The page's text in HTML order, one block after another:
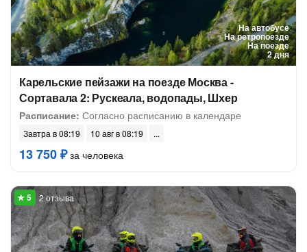
На автобусе
На ретропоезде
На поезде
2 дня
Карельские пейзажи на поезде Москва -
Сортавала 2: Рускеала, водопады, Шхер
Расписание: Согласно расписанию в календаре
Завтра в 08:19 10 авг в 08:19
13 750 ₽за человека
2 отзыва